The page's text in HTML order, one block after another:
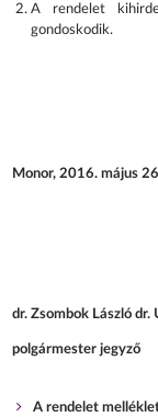
A rendelet
gondoskodik.
Monor, 2016. május
dr. Zsombok László dr.
polgármester jegyző
A rendelet